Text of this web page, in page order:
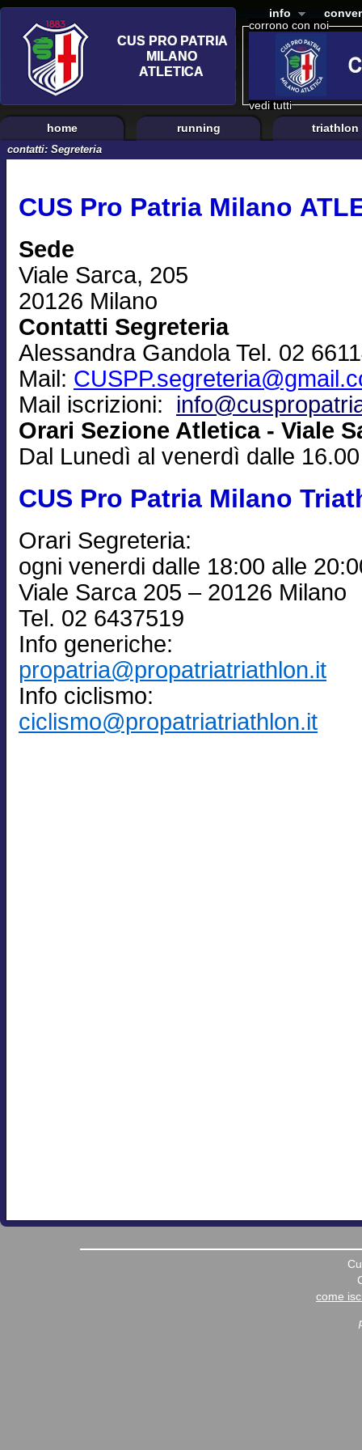
corrono con noi
vedi tutti
info
home running triathlon
contatti: Segreteria
CUS Pro Patria Milano
Sede
Viale Sarca, 205
20126 Milano
Contatti Segreteria
Alessandra Gandola Tel. 02
Mail:
Mail iscrizioni:
Orari Sezione Atletica - Viale
Dal Lunedì al venerdì dalle
CUS Pro Patria Milano
Orari Segreteria:
ogni venerdi dalle 18:00 alle
Viale Sarca 205 – 20126 Milano
Tel. 02 6437519
Info generiche:
propatria@propatriatriathlon.it
Info ciclismo:
ciclismo@propatriatriathlon.it
come